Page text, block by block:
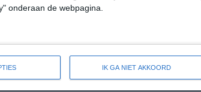
onderaan de webpagina.
IK GA NIET AKKOORD